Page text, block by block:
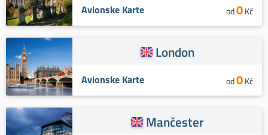
Avionske Karte od0Kč
London
Avionske Karte od0Kč
Mančester